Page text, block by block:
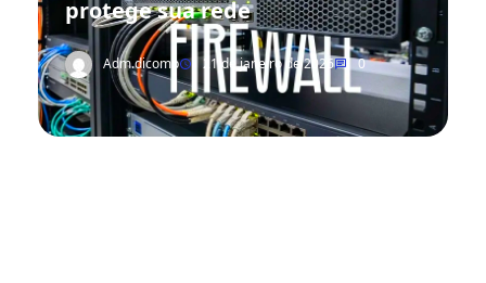
protege sua rede
Adm.dicomp 21 de janeiro de 2026 0